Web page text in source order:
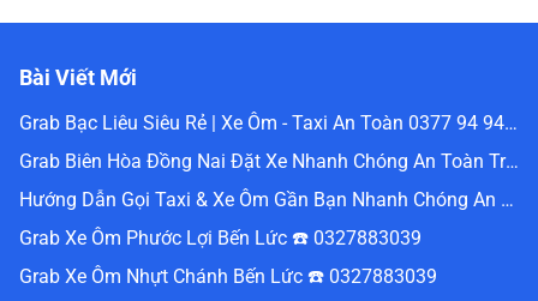
Bài Viết Mới
Grab Bạc Liêu Siêu Rẻ | Xe Ôm - Taxi An Toàn 0377 94 94 94
Grab Biên Hòa Đồng Nai Đặt Xe Nhanh Chóng An Toàn Trực Tuyến 0336488240
Hướng Dẫn Gọi Taxi & Xe Ôm Gần Bạn Nhanh Chóng An Toàn Nhất Website Đặt Grab Miền Nam 0336488240
Grab Xe Ôm Phước Lợi Bến Lức ☎️ 0327883039
Grab Xe Ôm Nhựt Chánh Bến Lức ☎️ 0327883039